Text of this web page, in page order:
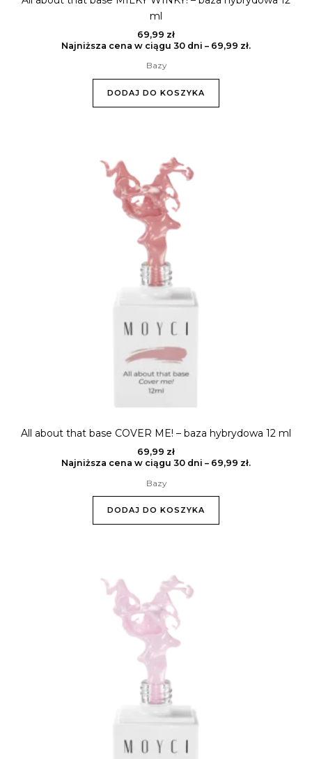
ml
69,99 zł
Najniższa cena w ciągu 30 dni – 69,99 zł.
Bazy
DODAJ DO KOSZYKA
All about that base COVER ME! – baza hybrydowa 12 ml
69,99 zł
Najniższa cena w ciągu 30 dni – 69,99 zł.
Bazy
DODAJ DO KOSZYKA